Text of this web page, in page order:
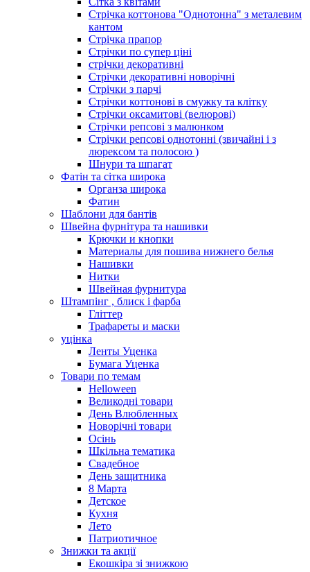
Стрічка коттонова "Однотонна" з металевим
кантом
Стрічка прапор
Стрічки по супер ціні
стрічки декоративні
Стрічки декоративні новорічні
Стрічки з парчі
Стрічки коттонові в смужку та клітку
Стрічки оксамитові (велюрові)
Стрічки репсові з малюнком
Стрічки репсові однотонні (звичайні і з
люрексом та полосою )
Шнури та шпагат
Фатін та сітка широка
Органза широка
Фатин
Шаблони для бантів
Швейна фурнітура та нашивки
Крючки и кнопки
Материалы для пошива нижнего белья
Нашивки
Нитки
Швейная фурнитура
Штампінг , блиск і фарба
Гліттер
Трафареты и маски
уцінка
Ленты Уценка
Бумага Уценка
Товари по темам
Helloween
Великодні товари
День Влюбленных
Новорічні товари
Осінь
Шкільна тематика
Свадебное
День защитника
8 Марта
Детское
Кухня
Лето
Патриотичное
Знижки та акції
Екошкіра зі знижкою